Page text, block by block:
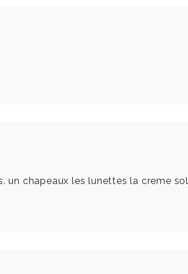
un chapeaux les lunettes la creme